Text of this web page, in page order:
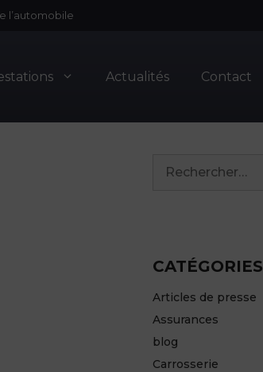
l’automobile
Actualités Contact
CATÉGORIES
Articles de presse
Assurances
blog
Carrosserie